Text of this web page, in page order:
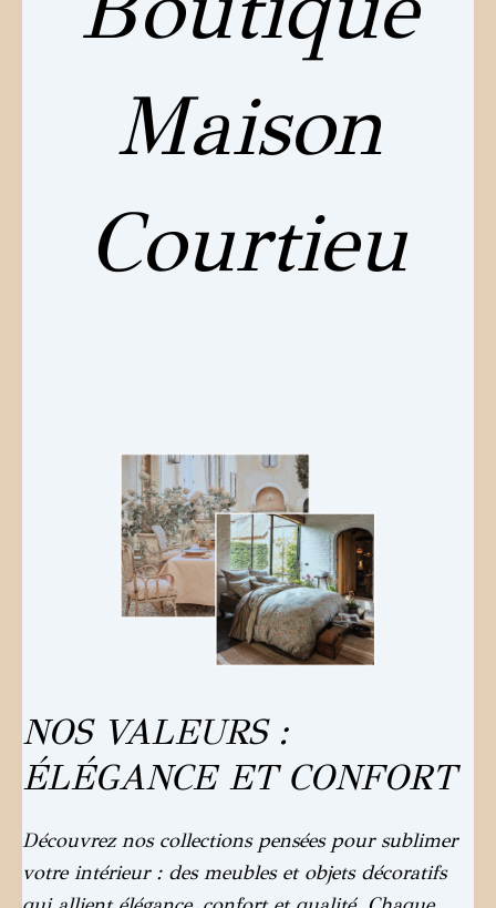
Maison
Courtieu
NOS VALEURS :
ÉLÉGANCE ET CONFORT
Découvrez nos collections pensées pour sublimer
votre intérieur : des meubles et objets décoratifs